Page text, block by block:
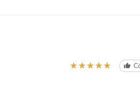
★★★★★
★★★★★